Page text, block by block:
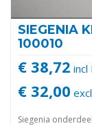
SIEGENIA
100010
€ 38,72 incl
€ 32,00
Siegenia